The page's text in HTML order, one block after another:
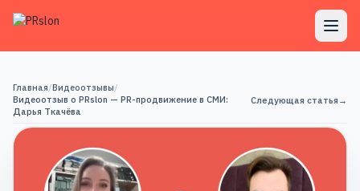
Главная/Видеоотзывы/
Видеоотзыв о PRslon — PR-продвижение в СМИ:
Дарья Ткачёва
Следующая статья→